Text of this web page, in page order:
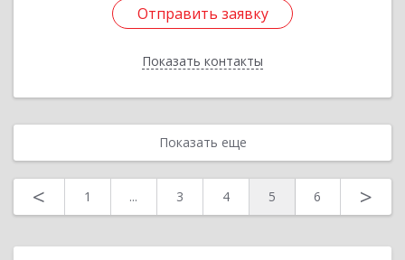
Отправить заявку
Показать контакты
Отправить заявку
Назад
Показать еще
< 1 ... 3 4 5 6 >